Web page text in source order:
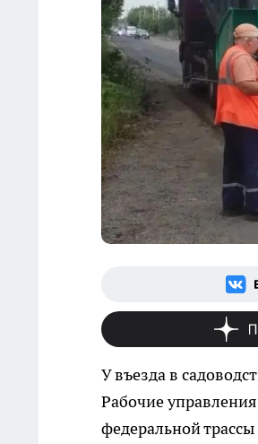
У въезда в
Рабочие
федеральной